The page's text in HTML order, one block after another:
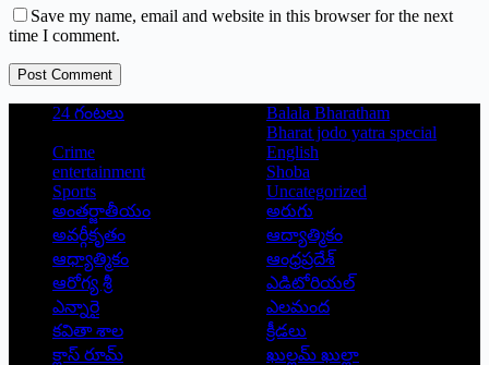
Save my name, email and website in this browser for the next
time I comment.
Post Comment
24 గంటలు
Balala Bharatham
Bharat jodo yatra special
Crime
English
entertainment
Shoba
Sports
Uncategorized
అంతర్జాతీయం
అరుగు
అవర్గీకృతం
ఆద్యాత్మికం
ఆధ్యాత్మికం
ఆంధ్రప్రదేశ్
ఆరోగ్య శ్రీ
ఎడిటోరియల్
ఎన్నారై
ఎలమంద
కవితా శాల
క్రీడలు
క్లాస్ రూమ్
ఖుల్లమ్ ఖుల్లా